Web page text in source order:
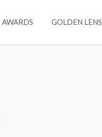
AWARDS GOLDEN LENS